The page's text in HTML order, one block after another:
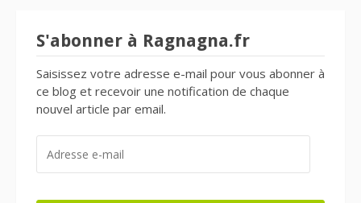
S'abonner à Ragnagna.fr
Saisissez votre adresse e-mail pour vous abonner à
ce blog et recevoir une notification de chaque
nouvel article par email.
MAIL